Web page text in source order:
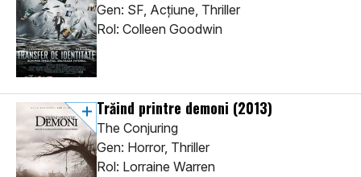
Gen: SF, Acţiune, Thriller
Rol: Colleen Goodwin
Trăind printre demoni (2013)
The Conjuring
Gen: Horror, Thriller
Rol: Lorraine Warren